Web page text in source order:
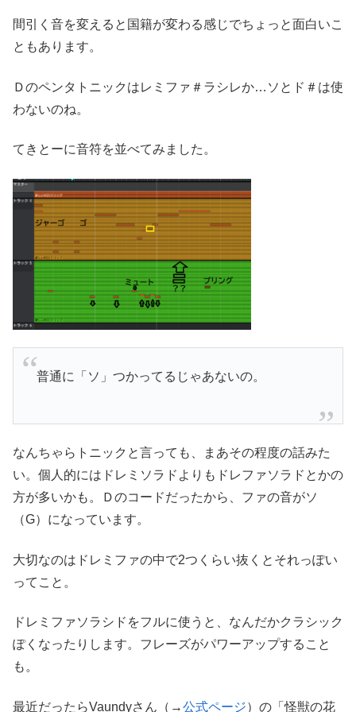
間引く音を変えると国籍が変わる感じでちょっと面白いこ
ともあります。
Ｄのペンタトニックはレミファ＃ラシレか…ソとド＃は使
わないのね。
てきとーに音符を並べてみました。
普通に「ソ」つかってるじゃあないの。
なんちゃらトニックと言っても、まあその程度の話みた
い。個人的にはドレミソラドよりもドレファソラドとかの
方が多いかも。Ｄのコードだったから、ファの音がソ
（G）になっています。
大切なのはドレミファの中で2つくらい抜くとそれっぽい
ってこと。
ドレミファソラシドをフルに使うと、なんだかクラシック
ぽくなったりします。フレーズがパワーアップすること
も。
最近だったらVaundyさん（→公式ページ）の「怪獣の花